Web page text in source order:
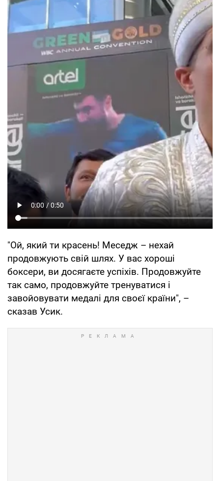
"Ой, який ти красень! Меседж – нехай
продовжують свій шлях. У вас хороші
боксери, ви досягаєте успіхів. Продовжуйте
так само, продовжуйте тренуватися і
завойовувати медалі для своєї країни", –
сказав Усик.